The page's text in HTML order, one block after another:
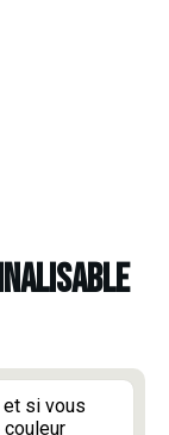
si vous